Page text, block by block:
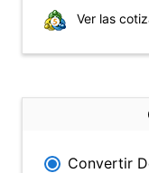
Ver las
Convertir